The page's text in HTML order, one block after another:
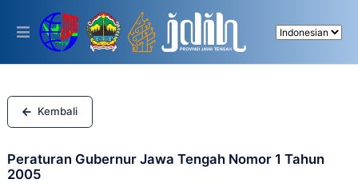
This
includes
accessibility
system.
Kembali
Peraturan Gubernur Jawa Tengah Nomor 1 Tahun
2005